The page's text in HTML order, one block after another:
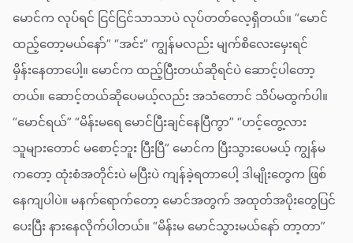
မောင်က လုပ်ရင် ငြင်ငြင်သာသာပဲ လုပ်တတ်လေ့ရှိတယ်။ “မောင်
ထည့်တော့မယ်နော်” “အင်း” ကျွန်မလည်း မျက်စိလေးမှေးရင်
မှိန်းနေတာပေါ့။ မောင်က ထည့်ပြီးတယ်ဆိုရင်ပဲ ဆောင့်ပါတော့
တယ်။ ဆောင့်တယ်ဆိုပေမယ့်လည်း အသံတောင် သိပ်မထွက်ပါ။
“မောင်ရယ်” “မိန်းမရေ မောင်ပြီးချင်နေပြီကွာ” “ဟင့်တွေ့လား
သူများတောင် မစောင့်ဘူး ပြီးပြီ” မောင်က ပြီးသွားပေမယ့် ကျွန်မ
ကတော့ ထုံးစံအတိုင်းပဲ မပြီးပဲ ကျန်ခဲ့ရတာပေါ့ ဒါမျိုးတွေက ဖြစ်
နေကျပါပဲ။ မနက်ရောက်တော့ မောင်အတွက် အထုတ်အပိုးတွေပြင်
ပေးပြီး နားနေလိုက်ပါတယ်။ “မိန်းမ မောင်သွားမယ်နော် တာ့တာ”